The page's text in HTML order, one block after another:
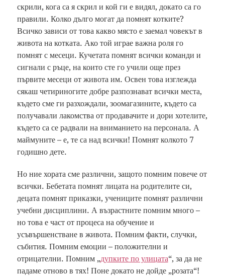
скрили, кога са я скрил и кой ги е видял, докато са го
правили. Колко дълго могат да помнят котките?
Всичко зависи от това какво място е заемал човекът в
живота на котката. Ако той играе важна роля го
помнят с месеци. Кучетата помнят всички команди и
сигнали с ръце, на които сте го учили още през
първите месеци от живота им. Освен това изглежда
сякаш четириногите добре разпознават всички места,
където сме ги разхождали, зоомагазините, където са
получавали лакомства от продавачите и дори хотелите,
където са се радвали на вниманието на персонала. А
маймуните – е, те са над всички! Помнят колкото 7
годишно дете.
Но ние хората сме различни, защото помним повече от
всички. Бебетата помнят лицата на родителите си,
децата помнят приказки, учениците помнят различни
учебни дисциплини. А възрастните помним много –
но това е част от процеса на обучение и
усъвършенстване в живота. Помним факти, случки,
събития. Помним емоции – положителни и
отрицателни. Помним „дупките по улицата“, за да не
падаме отново в тях! Поне докато не дойде „розата“!